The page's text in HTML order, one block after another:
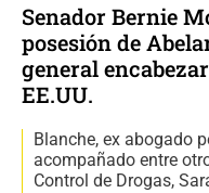
Senador Bernie
posesión de
general
EE.UU.
Blanche, ex abogado
acompañado entre
Control de Drogas,